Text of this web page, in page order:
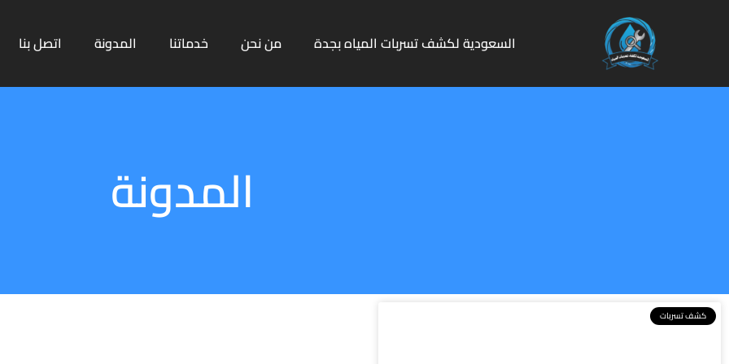
السعودية لكشف تسربات المياه بجدة من نحن خدماتنا المدونة اتصل بنا
المدونة
كشف تسربات